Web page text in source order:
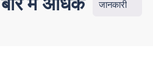
जानकारी